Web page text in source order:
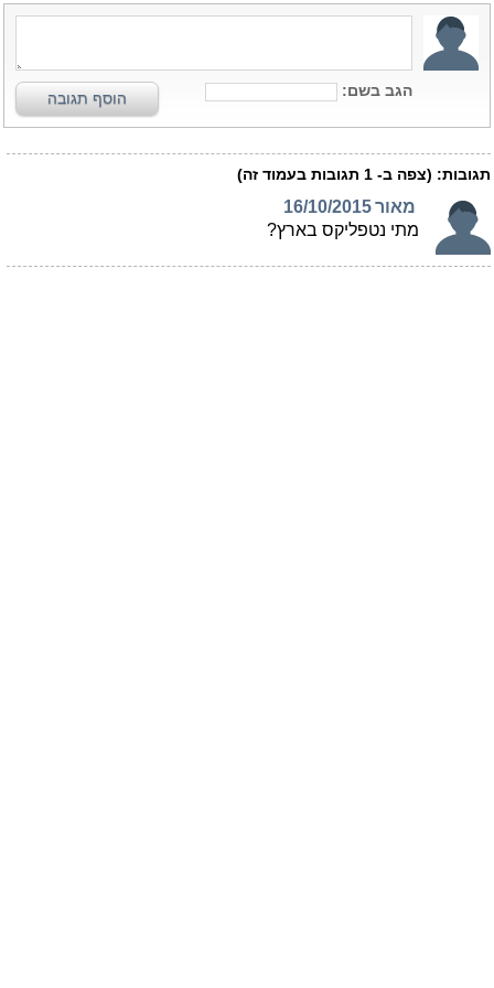
הגב בשם: הוסף תגובה
תגובות: (צפה ב- 1 תגובות בעמוד זה)
מאור16/10/2015
מתי נטפליקס בארץ?